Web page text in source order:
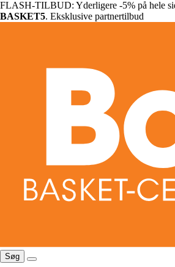
FLASH-TILBUD: Yderligere -5% på hele
BASKET5. Eksklusive partnertilbud
Søg